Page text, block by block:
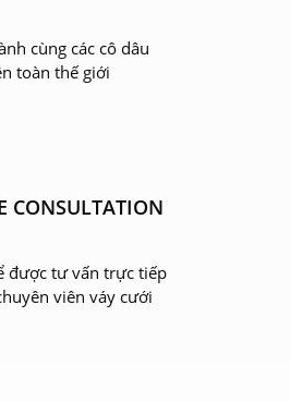
cùng các cô dâu
toàn thế giới
CONSULTATION
được tư vấn trực tiếp
viên váy cưới